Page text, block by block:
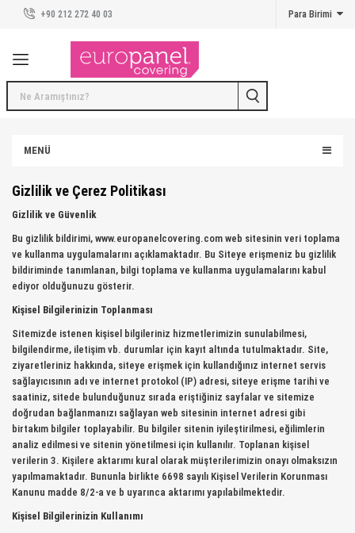
+90 212 272 40 03 Para Birimi
Duvar Panelleri
Duvar Panelleri
Kreatif Koleksiyon
Tuğla Duvar Kaplama Panelleri
Ahşap Duvar Kaplama Panelleri
Karo Duvar Kaplama Panelleri
Duvar Kaplama Modelleri ve Uygulamaları
İlham Veren Mekanlar
MENÜ
Gizlilik ve Çerez Politikası
Gizlilik ve Güvenlik
Bu gizlilik bildirimi, www.europanelcovering.com web sitesinin veri toplama
ve kullanma uygulamalarını açıklamaktadır. Bu Siteye erişmeniz bu gizlilik
bildiriminde tanımlanan, bilgi toplama ve kullanma uygulamalarını kabul
ediyor olduğunuzu gösterir.
Kişisel Bilgilerinizin Toplanması
Sitemizde istenen kişisel bilgileriniz hizmetlerimizin sunulabilmesi,
bilgilendirme, iletişim vb. durumlar için kayıt altında tutulmaktadır. Site,
ziyaretleriniz hakkında, siteye erişmek için kullandığınız internet servis
sağlayıcısının adı ve internet protokol (IP) adresi, siteye erişme tarihi ve
saatiniz, sitede bulunduğunuz sırada eriştiğiniz sayfalar ve sitemize
doğrudan bağlanmanızı sağlayan web sitesinin internet adresi gibi
birtakım bilgiler toplayabilir. Bu bilgiler sitenin iyileştirilmesi, eğilimlerin
analiz edilmesi ve sitenin yönetilmesi için kullanılır. Toplanan kişisel
verilerin 3. Kişilere aktarımı kural olarak müşterilerimizin onayı olmaksızın
yapılmamaktadır. Bununla birlikte 6698 sayılı Kişisel Verilerin Korunması
Kanunu madde 8/2-a ve b uyarınca aktarımı yapılabilmektedir.
Kişisel Bilgilerinizin Kullanımı